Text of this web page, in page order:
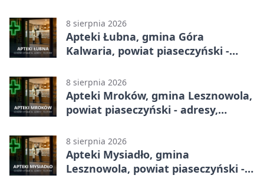
8 sierpnia 2026
Apteki Łubna, gmina Góra
Kalwaria, powiat piaseczyński -
8 sierpnia 2026
Apteki Mroków, gmina Lesznowola,
powiat piaseczyński - adresy,
8 sierpnia 2026
Apteki Mysiadło, gmina
Lesznowola, powiat piaseczyński -